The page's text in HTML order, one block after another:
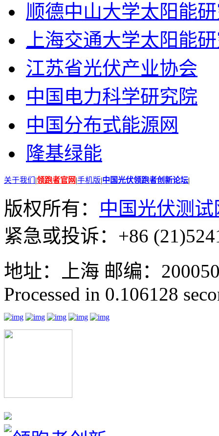
顺德中山大学太阳能
上海交通大学太阳能
江苏省光伏产业协会
中国电力科学研究院
中国分布式能源网
隆基绿能
关于我们 |领跑者官网|手机版|中国光伏领跑者创新论坛|
版权所有： 中国光伏测试
紧急或投诉：+86
地址：上海 邮编：
Processed in 0.106128